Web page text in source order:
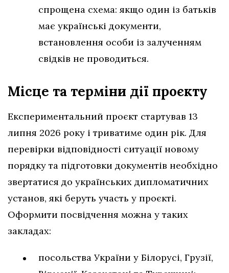
спрощена схема: якщо один із батьків
має українські документи,
встановлення особи із залученням
свідків не проводиться.
Місце та терміни дії проєкту
Експериментальний проєкт стартував 13
липня 2026 року і триватиме один рік. Для
перевірки відповідності ситуації новому
порядку та підготовки документів необхідно
звертатися до українських дипломатичних
установ, які беруть участь у проєкті.
Оформити посвідчення можна у таких
закладах:
посольства України у Білорусі, Грузії,